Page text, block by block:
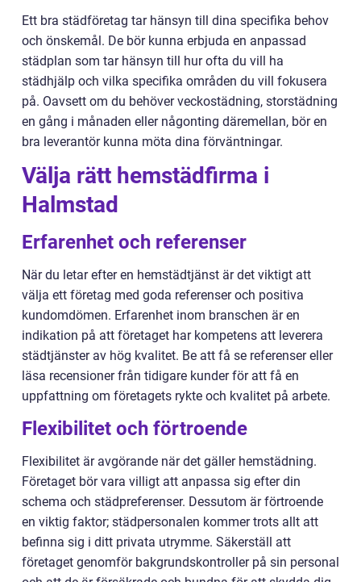
Ett bra städföretag tar hänsyn till dina specifika behov
och önskemål. De bör kunna erbjuda en anpassad
städplan som tar hänsyn till hur ofta du vill ha
städhjälp och vilka specifika områden du vill fokusera
på. Oavsett om du behöver veckostädning, storstädning
en gång i månaden eller någonting däremellan, bör en
bra leverantör kunna möta dina förväntningar.
Välja rätt hemstädfirma i
Halmstad
Erfarenhet och referenser
När du letar efter en hemstädtjänst är det viktigt att
välja ett företag med goda referenser och positiva
kundomdömen. Erfarenhet inom branschen är en
indikation på att företaget har kompetens att leverera
städtjänster av hög kvalitet. Be att få se referenser eller
läsa recensioner från tidigare kunder för att få en
uppfattning om företagets rykte och kvalitet på arbete.
Flexibilitet och förtroende
Flexibilitet är avgörande när det gäller hemstädning.
Företaget bör vara villigt att anpassa sig efter din
schema och städpreferenser. Dessutom är förtroende
en viktig faktor; städpersonalen kommer trots allt att
befinna sig i ditt privata utrymme. Säkerställ att
företaget genomför bakgrundskontroller på sin personal